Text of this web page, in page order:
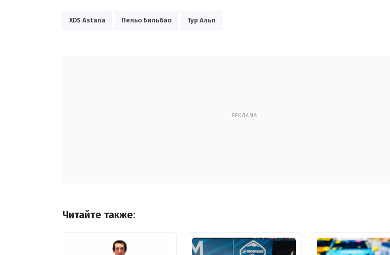
XDS Astana Пельо Бильбао Тур Альп
РЕКЛАМА
Читайте также: